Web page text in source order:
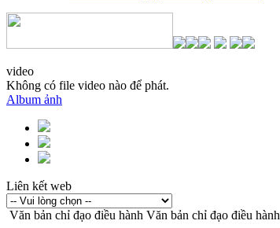
video
Không có file video nào để phát.
Album ảnh
Liên kết web
Văn bản chỉ đạo điều hành Văn bản chỉ đạo điều hành